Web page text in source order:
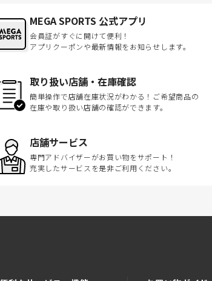
MEGA SPORTS 公式アプリ
会員証がすぐに開けて便利！
アプリクーポンや最新情報をお知らせします。
取り扱い店舗・在庫確認
簡単操作で店舗在庫状況がわかる！ご希望商品の
在庫や取り扱い店舗の確認ができます。
店舗サービス
専門アドバイザーがお買い物をサポート！
充実したサービスを是非ご利用ください。